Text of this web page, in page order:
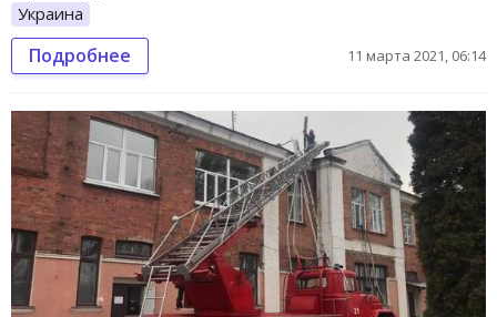
Украина
Подробнее 11 марта 2021, 06:14